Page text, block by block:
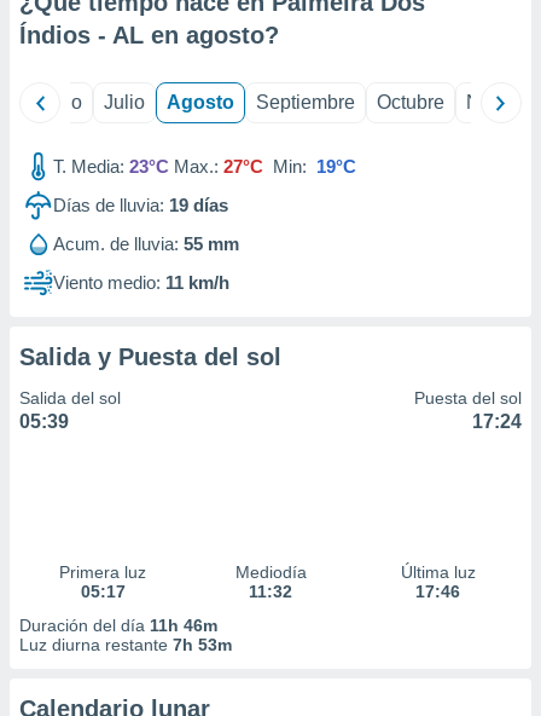
e
publicidad
publicidad
de
Índios - AL en agosto?
Junio Julio Agosto Septiembre Octubre
T. Media: 23°C Max.: 27°C Min: 19°C
Días de lluvia: 19 días
Acum. de lluvia: 55 mm
Viento medio: 11 km/h
Salida y Puesta del sol
Salida del sol
05:39
Puesta del sol
17:24
Primera luz
05:17
Mediodía
11:32
Última luz
17:46
Duración del día 11h 46m
Luz diurna restante 7h 53m
Calendario lunar